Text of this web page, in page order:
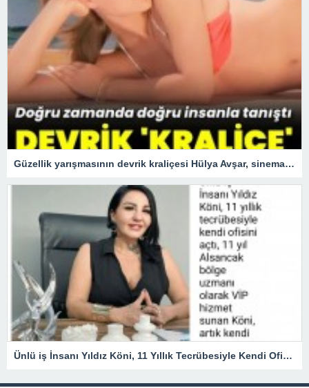
Güzellik yarışmasının devrik kraliçesi Hülya Avşar, sinemanın kraliçesi oldu.
Ünlü iş İnsanı Yıldız Köni, 11 Yıllık Tecrübesiyle Kendi Ofisini açtı !